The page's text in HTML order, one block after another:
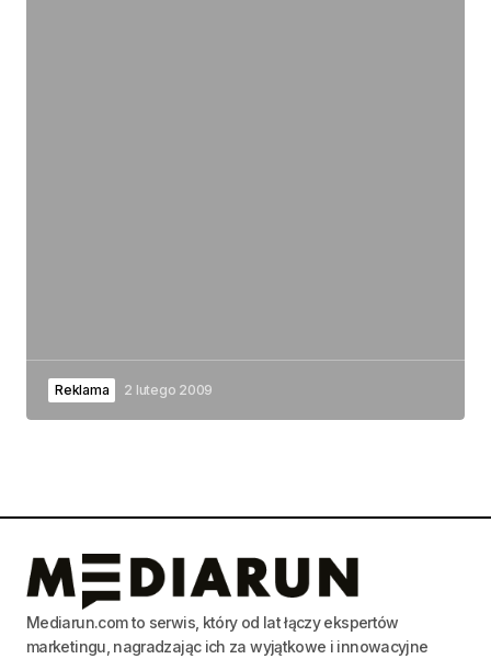
Reklama 2 lutego 2009
Mediarun.com to serwis, który od lat łączy ekspertów
marketingu, nagradzając ich za wyjątkowe i innowacyjne